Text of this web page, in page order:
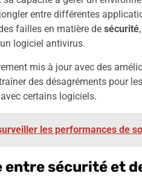
entre différentes
failles en matière de sécurité
logiciel antivirus.
mis à jour avec des
des désagréments pour
certains logiciels.
les performances de
entre sécurité et